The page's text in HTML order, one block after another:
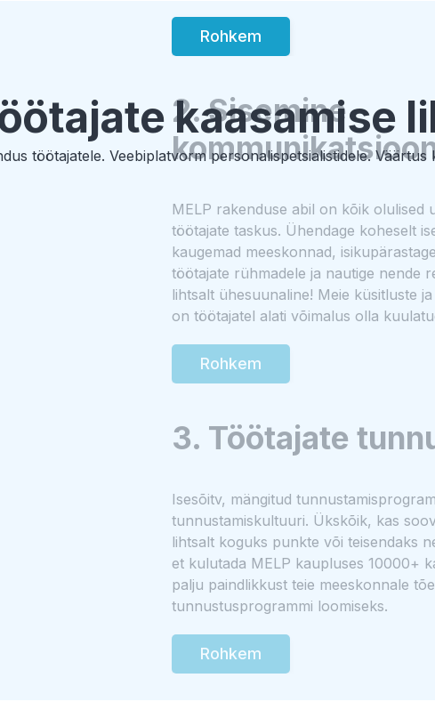
kaasamise
töötajatele. Veebiplatvorm personalispetsialistidele. Väärtus
Rohkem
2. Sisemine
MELP rakenduse abil on kõik olulised
töötajate taskus. Ühendage koheselt
kaugemad meeskonnad,
töötajate rühmadele ja nautige nende
lihtsalt ühesuunaline! Meie küsitluste
on töötajatel alati võimalus olla
Rohkem
3. Töötajate
Isesõitv, mängitud
tunnustamiskultuuri. Ükskõik, kas
lihtsalt koguks punkte või teisendaks
et kulutada MELP kaupluses 10000+
palju paindlikkust teie meeskonnale
tunnustusprogrammi loomiseks.
Rohkem